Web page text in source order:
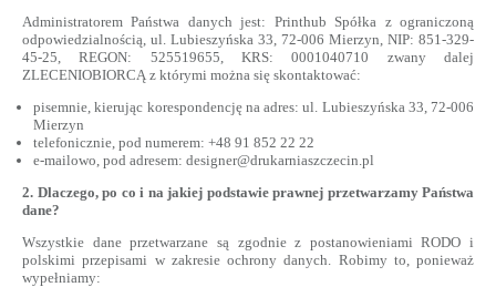
Administratorem Państwa danych jest: Printhub Spółka z ograniczoną
odpowiedzialnością, ul. Lubieszyńska 33, 72-006 Mierzyn, NIP: 851-329-
45-25, REGON: 525519655, KRS: 0001040710 zwany dalej
ZLECENIOBIORCĄ z którymi można się skontaktować:
pisemnie, kierując korespondencję na adres: ul. Lubieszyńska 33, 72-006
Mierzyn
telefonicznie, pod numerem: +48 91 852 22 22
e-mailowo, pod adresem: designer@drukarniaszczecin.pl
2. Dlaczego, po co i na jakiej podstawie prawnej przetwarzamy Państwa
dane?
Wszystkie dane przetwarzane są zgodnie z postanowieniami RODO i
polskimi przepisami w zakresie ochrony danych. Robimy to, ponieważ
wypełniamy: